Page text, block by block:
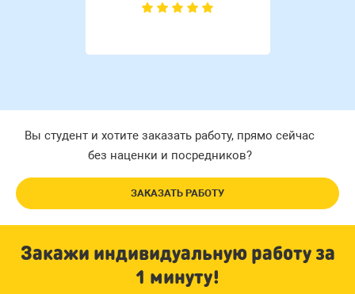
Вы студент и хотите заказать работу, прямо сейчас
без наценки и посредников?
ЗАКАЗАТЬ РАБОТУ
Закажи индивидуальную работу за
1 минуту!